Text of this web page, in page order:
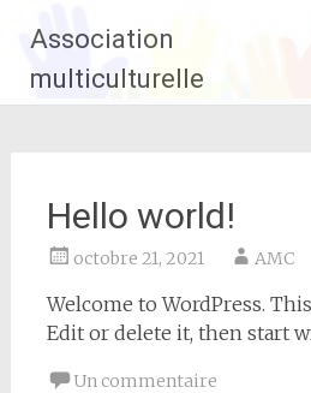
contenu
principal
Association
multiculturelle
Hello world!
octobre 21, 2021 AMC
Welcome to WordPress.
Edit or delete it, then start
Un commentaire